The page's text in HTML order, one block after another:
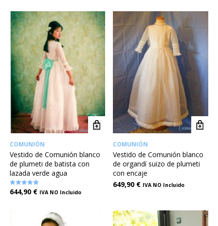
COMUNIÓN
Vestido de Comunión blanco
de plumeti de batista con
lazada verde agua
Valorado en
5.00
644,90 € IVA NO Incluido
COMUNIÓN
Vestido de Comunión blanco
de organdí suizo de plumeti
con encaje
649,90 € IVA NO Incluido